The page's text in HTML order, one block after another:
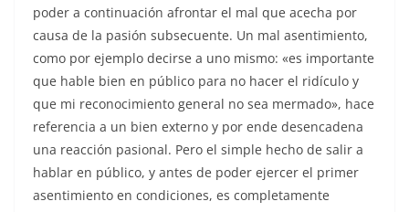
poder a continuación afrontar el mal que acecha por
causa de la pasión subsecuente. Un mal asentimiento,
como por ejemplo decirse a uno mismo: «es importante
que hable bien en público para no hacer el ridículo y
que mi reconocimiento general no sea mermado», hace
referencia a un bien externo y por ende desencadena
una reacción pasional. Pero el simple hecho de salir a
hablar en público, y antes de poder ejercer el primer
asentimiento en condiciones, es completamente